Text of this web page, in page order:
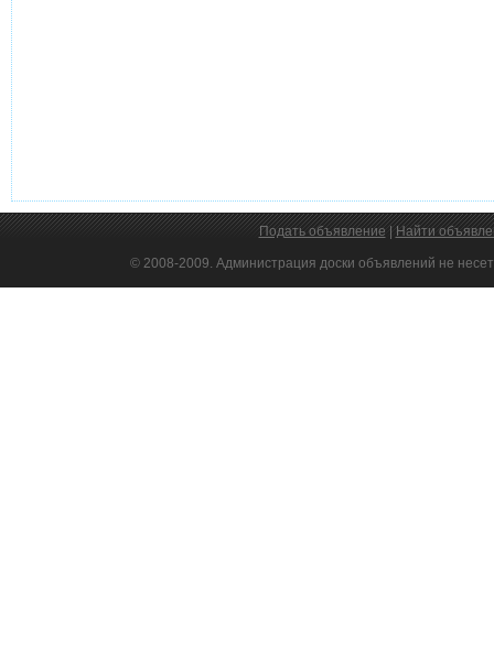
Подать объявление Найти
© 2008-2009. Администрация доски объявлений не